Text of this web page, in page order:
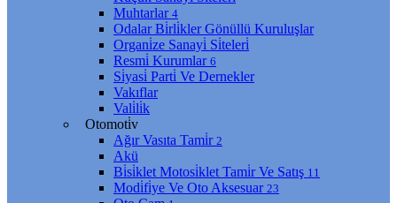
Muhtarlar 4
Odalar Bi̇rli̇kler Gönüllü Kuruluşlar
Organi̇ze Sanayi̇ Si̇teleri̇
Resmi̇ Kurumlar 6
Si̇yasi̇ Parti̇ Ve Dernekler
Vakıflar
Vali̇li̇k
Otomoti̇v
Ağır Vasıta Tami̇r 2
Akü
Bi̇si̇klet Motosi̇klet Tami̇r Ve Satış 11
Modi̇fi̇ye Ve Oto Aksesuar 23